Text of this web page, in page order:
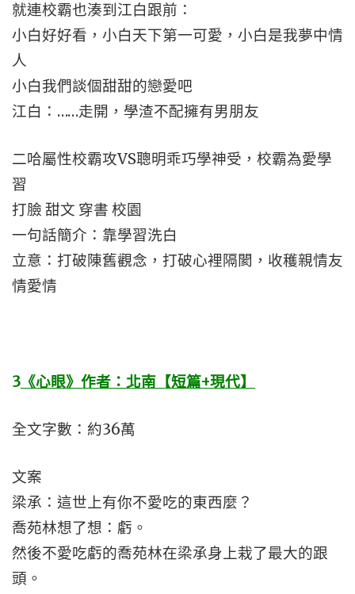
就連校霸也湊到江白跟前：
小白好好看，小白天下第一可愛，小白是我夢中情
人
小白我們談個甜甜的戀愛吧
江白：……走開，學渣不配擁有男朋友
二哈屬性校霸攻VS聰明乖巧學神受，校霸為愛學
習
打臉 甜文 穿書 校園
一句話簡介：靠學習洗白
立意：打破陳舊觀念，打破心裡隔閡，收穫親情友
情愛情
3 《心眼》作者：北南【短篇+現代】
全文字數：約36萬
文案
梁承：這世上有你不愛吃的東西麼？
喬苑林想了想：虧。
然後不愛吃虧的喬苑林在梁承身上栽了最大的跟
頭。